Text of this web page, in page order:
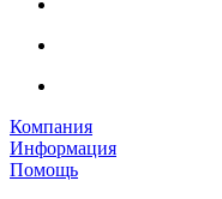
Компания
Информация
Помощь